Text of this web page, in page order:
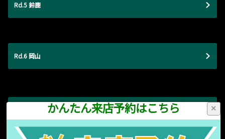
Rd.5 鈴鹿
Rd.6 岡山
×
かんたん来店予約はこちら